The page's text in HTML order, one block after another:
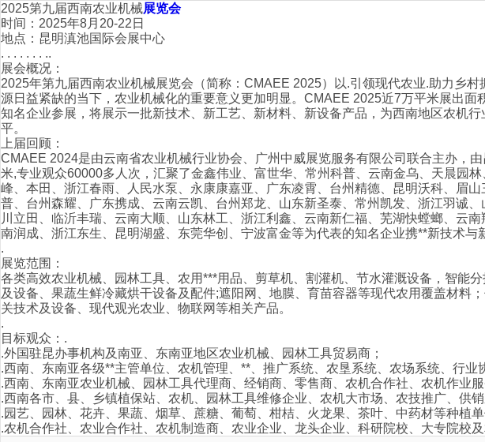
2025第九届西南农业机械展览会
时间：2025年8月20-22日
地点：昆明滇池国际会展中心
. . . . . . . ..
展会概况：
2025年第九届西南农业机械展览会（简称：CMAEE 2025）以.引领现代农业.助力乡
源日益紧缺的当下，农业机械化的重要意义更加明显。CMAEE 2025近7万平米展出
知名企业参展，将展示一批新技术、新工艺、新材料、新设备产品，为西南地区农机
平。
上届回顾：
CMAEE 2024是由云南省农业机械行业协会、广州中威展览服务有限公司联合主办，
米,专业观众60000多人次，汇聚了金鑫伟业、富世华、常州科普、云南金乌、天晨园
峰、本田、浙江春雨、人民水泵、永康康嘉亚、广东凌霄、台州精德、昆明沃科、眉
普、台州森耀、广东携成、云南云凯、台州郑龙、山东新圣泰、常州凯发、浙江羽诚
川立田、临沂丰瑞、云南大顺、山东林工、浙江利鑫、云南新仁福、芜湖快螳螂、云
南润成、浙江东生、昆明湖盛、东莞华创、宁波富金等为代表的知名企业携**新技术
.
展览范围：
各类高效农业机械、园林工具、农用***用品、剪草机、割灌机、节水灌溉设备，智能
及设备、果蔬生鲜冷藏烘干设备及配件;遮阳网、地膜、育苗容器等现代农用覆盖材
关技术及设备、现代观光农业、物联网等相关产品。
.
目标观众：.
.外国驻昆办事机构及南亚、东南亚地区农业机械、园林工具贸易商；
.西南、东南亚各级**主管单位、农机管理、**、推广系统、农垦系统、农场系统、行业
.西南、东南亚农业机械、园林工具代理商、经销商、零售商、农机合作社、农机作业服
.西南各市、县、乡镇植保站、农机、园林工具维修企业、农机大市场、农技推广、供销
.园艺、园林、花卉、果蔬、烟草、蔗糖、葡萄、柑桔、火龙果、茶叶、中药材等种植单
.农机合作社、农业合作社、农机制造商、农业企业、龙头企业、科研院校、大专院校